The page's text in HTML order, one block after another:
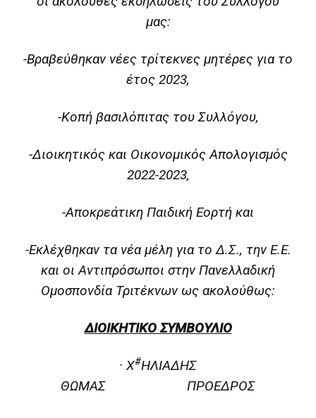
μας:
-Βραβεύθηκαν νέες τρίτεκνες μητέρες για το
έτος 2023,
-Κοπή βασιλόπιτας του Συλλόγου,
-Διοικητικός και Οικονομικός Απολογισμός
2022-2023,
-Αποκρεάτικη Παιδική Εορτή και
-Εκλέχθηκαν τα νέα μέλη για το Δ.Σ., την Ε.Ε.
και οι Αντιπρόσωποι στην Πανελλαδική
Ομοσπονδία Τριτέκνων ως ακολούθως:
ΔΙΟΙΚΗΤΙΚΟ ΣΥΜΒΟΥΛΙΟ
· Χ#ΗΛΙΑΔΗΣ
ΘΩΜΑΣ ΠΡΟΕΔΡΟΣ